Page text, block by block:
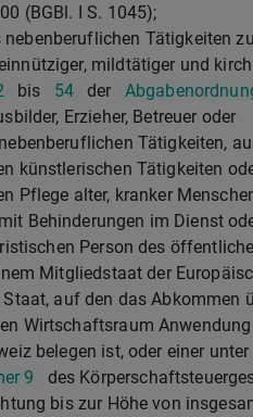
(BGBl. I S. 1045);
nebenberuflichen Tätigkeiten
mildtätiger und
bis 54 der
Erzieher, Betreuer oder
Tätigkeiten,
künstlerischen Tätigkeiten
Pflege alter, kranker
Behinderungen im Dienst
Person des
Mitgliedstaat der
auf den das Abkommen
Wirtschaftsraum
belegen ist, oder einer unter
9
des
bis zur Höhe von